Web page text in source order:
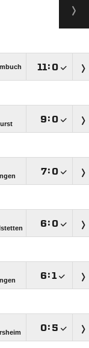
: 
: 
: 
: 
:
: 